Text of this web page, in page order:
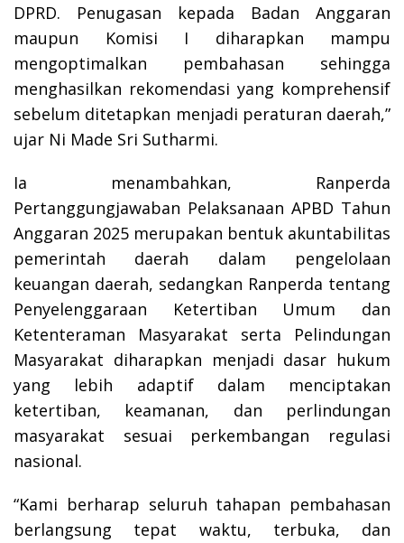
DPRD. Penugasan kepada Badan Anggaran
maupun Komisi I diharapkan mampu
mengoptimalkan pembahasan sehingga
menghasilkan rekomendasi yang komprehensif
sebelum ditetapkan menjadi peraturan daerah,”
ujar Ni Made Sri Sutharmi.
Ia menambahkan, Ranperda
Pertanggungjawaban Pelaksanaan APBD Tahun
Anggaran 2025 merupakan bentuk akuntabilitas
pemerintah daerah dalam pengelolaan
keuangan daerah, sedangkan Ranperda tentang
Penyelenggaraan Ketertiban Umum dan
Ketenteraman Masyarakat serta Pelindungan
Masyarakat diharapkan menjadi dasar hukum
yang lebih adaptif dalam menciptakan
ketertiban, keamanan, dan perlindungan
masyarakat sesuai perkembangan regulasi
nasional.
“Kami berharap seluruh tahapan pembahasan
berlangsung tepat waktu, terbuka, dan